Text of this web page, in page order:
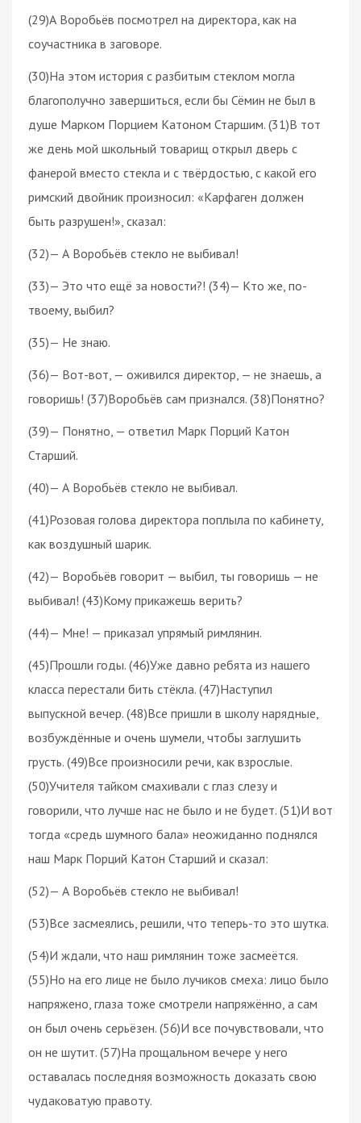
(29)А Воробьёв посмотрел на директора, как на
соучастника в заговоре.
(30)На этом история с разбитым стеклом могла
благополучно завершиться, если бы Сёмин не был в
душе Марком Порцием Катоном Старшим. (31)В тот
же день мой школьный товарищ открыл дверь с
фанерой вместо стекла и с твёрдостью, с какой его
римский двойник произносил: «Карфаген должен
быть разрушен!», сказал:
(32)— А Воробьёв стекло не выбивал!
(33)— Это что ещё за новости?! (34)— Кто же, по-
твоему, выбил?
(35)— Не знаю.
(36)— Вот-вот, — оживился директор, — не знаешь, а
говоришь! (37)Воробьёв сам признался. (38)Понятно?
(39)— Понятно, — ответил Марк Порций Катон
Старший.
(40)— А Воробьёв стекло не выбивал.
(41)Розовая голова директора поплыла по кабинету,
как воздушный шарик.
(42)— Воробьёв говорит — выбил, ты говоришь — не
выбивал! (43)Кому прикажешь верить?
(44)— Мне! — приказал упрямый римлянин.
(45)Прошли годы. (46)Уже давно ребята из нашего
класса перестали бить стёкла. (47)Наступил
выпускной вечер. (48)Все пришли в школу нарядные,
возбуждённые и очень шумели, чтобы заглушить
грусть. (49)Все произносили речи, как взрослые.
(50)Учителя тайком смахивали с глаз слезу и
говорили, что лучше нас не было и не будет. (51)И вот
тогда «средь шумного бала» неожиданно поднялся
наш Марк Порций Катон Старший и сказал:
(52)— А Воробьёв стекло не выбивал!
(53)Все засмеялись, решили, что теперь-то это шутка.
(54)И ждали, что наш римлянин тоже засмеётся.
(55)Но на его лице не было лучиков смеха: лицо было
напряжено, глаза тоже смотрели напряжённо, а сам
он был очень серьёзен. (56)И все почувствовали, что
он не шутит. (57)На прощальном вечере у него
оставалась последняя возможность доказать свою
чудаковатую правоту.